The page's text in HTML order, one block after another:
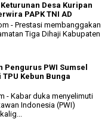
Desa Kuripan
PAPK TNI AD
- Prestasi membanggakan
Tiga Dihaji Kabupaten
PWI Sumsel
Kebun Bunga
- Kabar duka menyelimuti
Indonesia (PWI)